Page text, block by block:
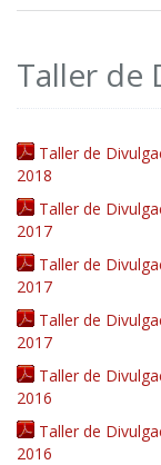
Taller de
Taller de
2018
Taller de
2017
Taller de
2017
Taller de
2017
Taller de
2016
Taller de
2016